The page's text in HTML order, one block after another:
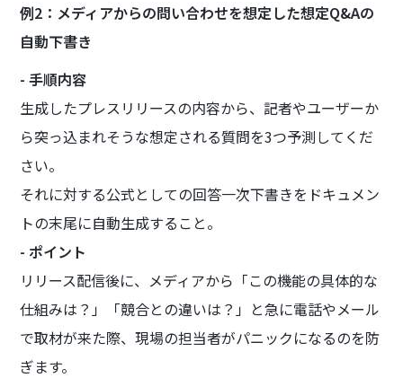
例2：メディアからの問い合わせを想定した想定Q&Aの
自動下書き
- 手順内容
生成したプレスリリースの内容から、記者やユーザーか
ら突っ込まれそうな想定される質問を3つ予測してくだ
さい。
それに対する公式としての回答一次下書きをドキュメン
トの末尾に自動生成すること。
- ポイント
リリース配信後に、メディアから「この機能の具体的な
仕組みは？」「競合との違いは？」と急に電話やメール
で取材が来た際、現場の担当者がパニックになるのを防
ぎます。